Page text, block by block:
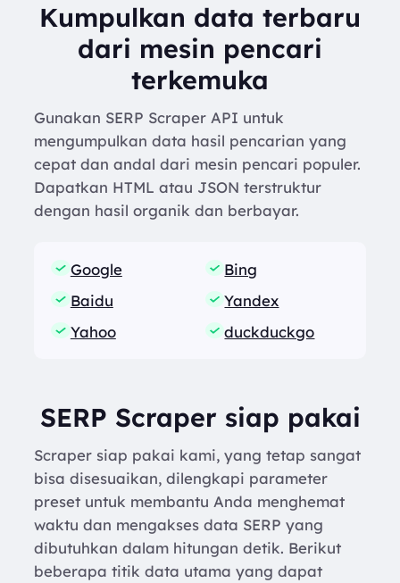
Kumpulkan data terbaru
dari mesin pencari
terkemuka
Gunakan SERP Scraper API untuk
mengumpulkan data hasil pencarian yang
cepat dan andal dari mesin pencari populer.
Dapatkan HTML atau JSON terstruktur
dengan hasil organik dan berbayar.
Google
Bing
Baidu
Yandex
Yahoo
duckduckgo
SERP Scraper siap pakai
Scraper siap pakai kami, yang tetap sangat
bisa disesuaikan, dilengkapi parameter
preset untuk membantu Anda menghemat
waktu dan mengakses data SERP yang
dibutuhkan dalam hitungan detik. Berikut
beberapa titik data utama yang dapat